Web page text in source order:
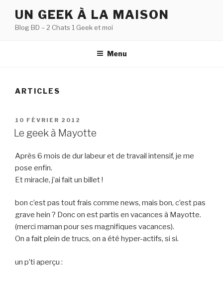
contenu
UN GEEK À LA MAISON
Blog BD – 2 Chats 1 Geek et moi
Menu
ARTICLES
PUBLIÉ
LE
10 FÉVRIER 2012
Le geek à Mayotte
Après 6 mois de dur labeur et de travail intensif, je me
pose enfin.
Et miracle, j’ai fait un billet !
bon c’est pas tout frais comme news, mais bon, c’est pas
grave hein ? Donc on est partis en vacances à Mayotte.
(merci maman pour ses magnifiques vacances).
On a fait plein de trucs, on a été hyper-actifs, si si.
un p’ti aperçu :